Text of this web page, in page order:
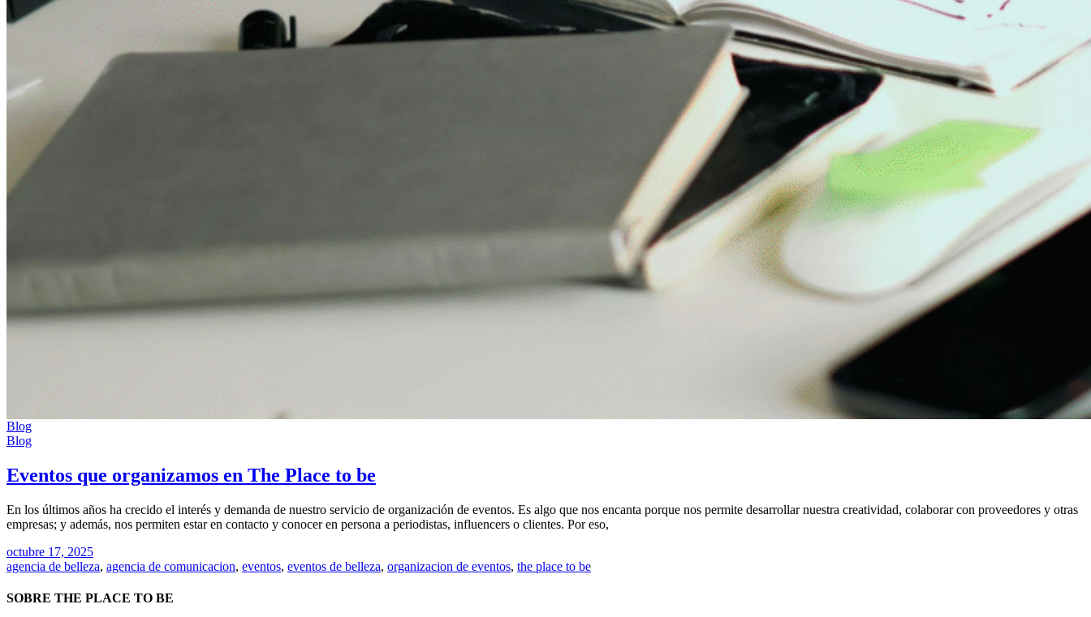
Blog
Blog
Eventos que organizamos en The Place to be
En los últimos años ha crecido el interés y demanda de nuestro servicio de organización de eventos. Es algo que nos encanta porque nos permite desarrollar nuestra creatividad, colaborar con proveedores y otras
empresas; y además, nos permiten estar en contacto y conocer en persona a periodistas, influencers o clientes. Por eso,
octubre 17, 2025
agencia de belleza, agencia de comunicacion, eventos, eventos de belleza, organizacion de eventos, the place to be
SOBRE THE PLACE TO BE